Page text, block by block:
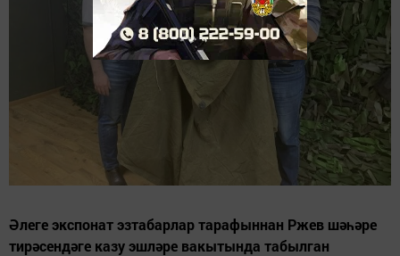
Әлеге экспонат эзтабарлар тарафыннан Ржев шәһәре
тирәсендәге казу эшләре вакытында табылган